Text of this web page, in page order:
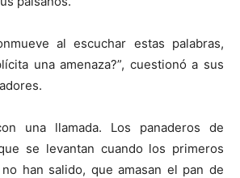
al escuchar estas palabras,
una amenaza?”, cuestionó a sus
una llamada. Los panaderos de
se levantan cuando los primeros
han salido, que amasan el pan de